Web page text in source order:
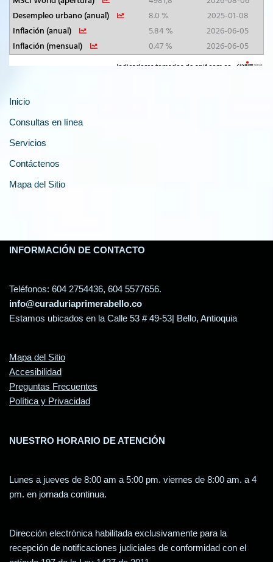
Inicio
Consultas en línea
Servicios
Contáctenos
Mapa del Sitio
INFORMACIÓN DE CONTACTO
Teléfonos: 604 2754436, 604 5577656.
info@curaduriaprimerabello.co
Estamos ubicados en la Calle 53 # 49-53| Bello, Antioquia
Mapa del Sitio
Accesibilidad
Preguntas Frecuentes
Política y Privacidad
NUESTRO HORARIO DE ATENCIÓN
Lunes a jueves de 8:00 am a 5:00 pm. viernes de 8:00 am. a 4
pm. en jornada continua.
Dirección electrónica habilitada exclusivamente para la
recepción de notificaciones judiciales de conformidad con el